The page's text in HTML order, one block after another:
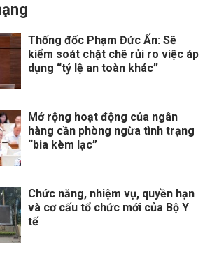
Thống đốc Phạm Đức Ấn: Sẽ
kiểm soát chặt chẽ rủi ro việc áp
dụng “tỷ lệ an toàn khác”
Mở rộng hoạt động của ngân
hàng cần phòng ngừa tình trạng
“bia kèm lạc”
Chức năng, nhiệm vụ, quyền hạn
và cơ cấu tổ chức mới của Bộ Y
tế